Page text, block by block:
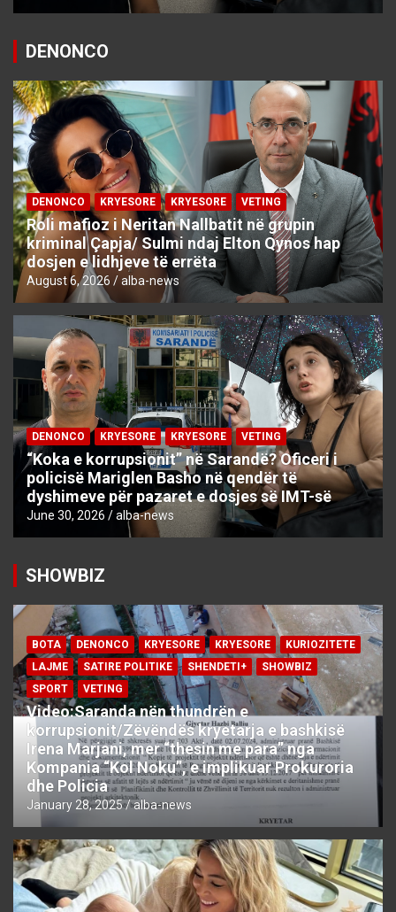
DENONCO
DENONCO KRYESORE KRYESORE VETING
Roli mafioz i Neritan Nallbatit në grupin
kriminal Çapja/ Sulmi ndaj Elton Qynos hap
dosjen e lidhjeve të errëta
August 6, 2026 alba-news
DENONCO KRYESORE KRYESORE VETING
“Koka e korrupsionit” në Sarandë? Oficeri i
policisë Mariglen Basho në qendër të
dyshimeve për pazaret e dosjes së IMT-së
June 30, 2026 alba-news
SHOWBIZ
BOTA DENONCO KRYESORE KRYESORE
KURIOZITETE
LAJME
SATIRE POLITIKE SHENDETI+
SHOWBIZ
SPORT
VETING
Video:Saranda nën thundrën e
korrupsionit/Zëvëndës kryetarja e bashkisë
Irena Marjani, mer “thesin me para” nga
Kompania “Kol Noku”, e implikuar Prokuroria
dhe Policia
January 28, 2025 alba-news